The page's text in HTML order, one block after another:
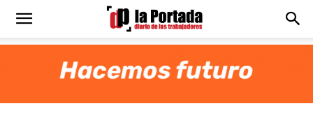
Diario